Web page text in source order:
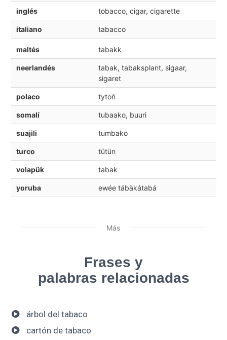
inglés tobacco, cigar, cigarette
italiano tabacco
maltés tabakk
neerlandés
tabak, tabaksplant, sigaar,
sigaret
polaco tytoń
somalí tubaako, buuri
suajili tumbako
turco tütün
volapük tabak
yoruba ewée tábàkátabá
Más
Frases y
palabras relacionadas
árbol del tabaco
cartón de tabaco